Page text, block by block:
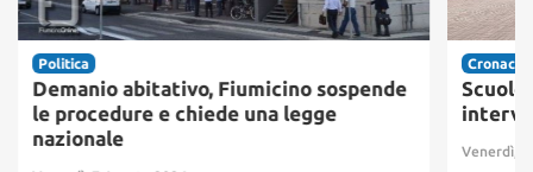
Politica
Demanio abitativo, Fiumicino sospende
le procedure e chiede una legge
nazionale
Cronaca
Scuole
Venerdì, 7